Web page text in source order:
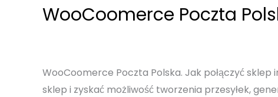
WooCoomerce Poczta
WooCoomerce Poczta Polska. Jak połączyć
sklep i zyskać możliwość tworzenia przesyłek,